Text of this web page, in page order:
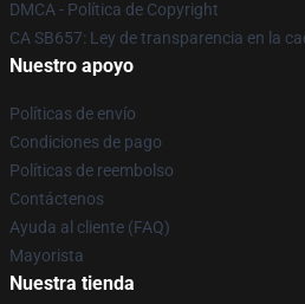
DMCA - Política de Copyright
CA SB657: Ley de transparencia en la
Nuestro apoyo
Políticas de envío
Condiciones de pago
Políticas de reembolso
Contáctenos
Ayuda al cliente (FAQ)
Mayorista
Nuestra tienda